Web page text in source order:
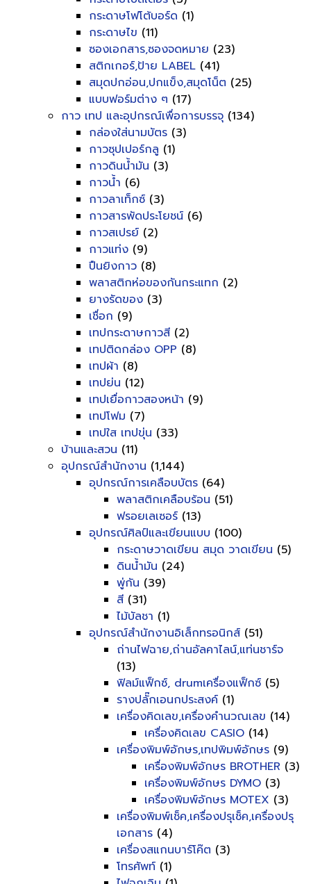
กระดาษโฟโต้บอร์ด (1)
กระดาษไข (11)
ซองเอกสาร,ซองจดหมาย (23)
สติกเกอร์,ป้าย LABEL (41)
สมุดปกอ่อน,ปกแข็ง,สมุดโน็ต (25)
แบบฟอร์มต่าง ๆ (17)
กาว เทป และอุปกรณ์เพื่อการบรรจุ (134)
กล่องใส่นามบัตร (3)
กาวซุปเปอร์กลู (1)
กาวดินน้ำมัน (3)
กาวน้ำ (6)
กาวลาเท็กซ์ (3)
กาวสารพัดประโยชน์ (6)
กาวสเปรย์ (2)
กาวแท่ง (9)
ปืนยิงกาว (8)
พลาสติกห่อของกันกระแทก (2)
ยางรัดของ (3)
เชื่อก (9)
เทปกระดาษกาวสี (2)
เทปติดกล่อง OPP (8)
เทปผ้า (8)
เทปย่น (12)
เทปเยื่อกาวสองหน้า (9)
เทปโฟม (7)
เทปใส เทปขุ่น (33)
บ้านและสวน (11)
อุปกรณ์สำนักงาน (1,144)
อุปกรณ์การเคลือบบัตร (64)
พลาสติกเคลือบร้อน (51)
ฟรอยเลเซอร์ (13)
อุปกรณ์ศิลป์และเขียนแบบ (100)
กระดาษวาดเขียน สมุด วาดเขียน (5)
ดินน้ำมัน (24)
พู่กัน (39)
สี (31)
ไม้บัลชา (1)
อุปกรณ์สำนักงานอิเล็กทรอนิกส์ (51)
ถ่านไฟฉาย,ถ่านอัลคาไลน์,แท่นชาร์จ
(13)
ฟิลม์แฟ็กซ์, drumเครื่องแฟ็กซ์ (5)
รางปลั๊กเอนกประสงค์ (1)
เครื่องคิดเลข,เครื่องคำนวณเลข (14)
เครื่องคิดเลข CASIO (14)
เครื่องพิมพ์อักษร,เทปพิมพ์อักษร (9)
เครื่องพิมพ์อักษร BROTHER (3)
เครื่องพิมพ์อักษร DYMO (3)
เครื่องพิมพ์อักษร MOTEX (3)
เครื่องพิมพ์เช็ค,เครื่องปรุเช็ค,เครื่องปรุ
เอกสาร (4)
เครื่องสแกนบาร์โค๊ต (3)
โทรศัพท์ (1)